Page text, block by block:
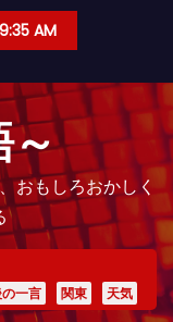
AM
～
おもしろおかしく
一言 関東 天気